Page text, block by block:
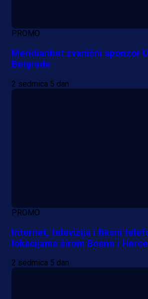
PROMO
Meridianbet zvanični sponzor
Belgrade
2 sedmica 5 dan
PROMO
Internet, televizija i fiksni
lokacijama širom Bosne i
2 sedmica 5 dan